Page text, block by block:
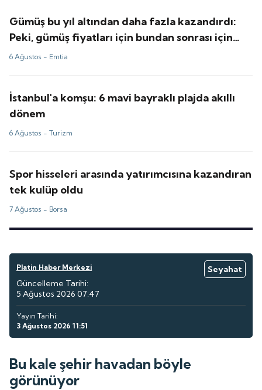
Gümüş bu yıl altından daha fazla kazandırdı:
Peki, gümüş fiyatları için bundan sonrası için
tahminler ne?
6 Ağustos - Emtia
İstanbul'a komşu: 6 mavi bayraklı plajda akıllı
dönem
6 Ağustos -Turizm
Spor hisseleri arasında yatırımcısına kazandıran
tek kulüp oldu
7 Ağustos - Borsa
Platin Haber Merkezi
Seyahat
Güncelleme Tarihi:
5 Ağustos 2026 07:47
Yayın Tarihi:
3 Ağustos 2026 11:51
Bu kale şehir havadan böyle
görünüyor